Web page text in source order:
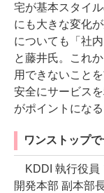
宅が基本スタイ
にも大きな変化
についても「社
と藤井氏。これ
用できないこと
安全にサービス
がポイントになる
ワンストップ
KDDI 執行役員
開発本部 副本部